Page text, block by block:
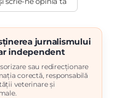
jurnalismului
independent
sau redirecționare
corectă, responsabilă
veterinare și